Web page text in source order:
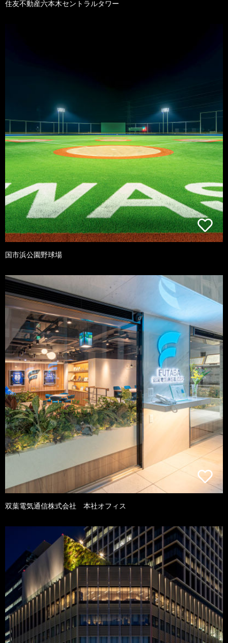
住友不動産六本木セントラルタワー
国市浜公園野球場
双葉電気通信株式会社 本社オフィス